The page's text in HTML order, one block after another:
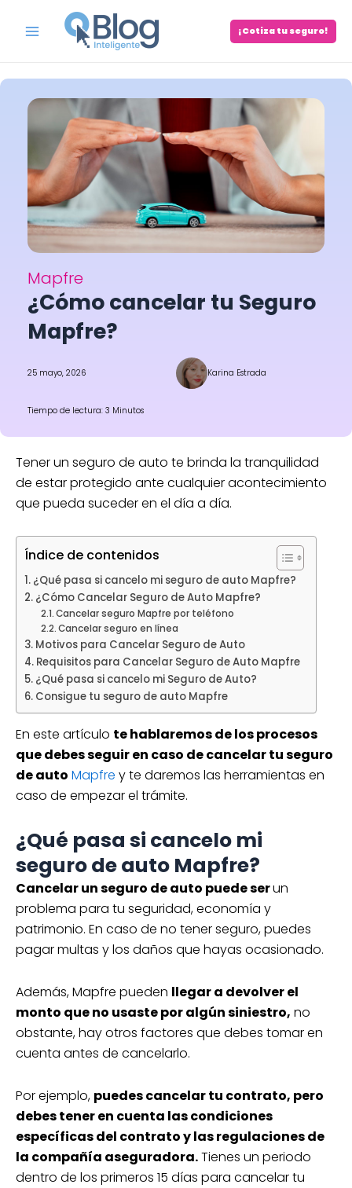
Menu
¡Cotiza tu seguro!
Mapfre
¿Cómo cancelar tu Seguro
Mapfre?
25 mayo, 2026 Karina Estrada
Tiempo de lectura: 3 Minutos
Tener un seguro de auto te brinda la tranquilidad
de estar protegido ante cualquier acontecimiento
que pueda suceder en el día a día.
Índice de contenidos
¿Qué pasa si cancelo mi seguro de auto Mapfre?
¿Cómo Cancelar Seguro de Auto Mapfre?
Cancelar seguro Mapfre por teléfono
Cancelar seguro en línea
Motivos para Cancelar Seguro de Auto
Requisitos para Cancelar Seguro de Auto Mapfre
¿Qué pasa si cancelo mi Seguro de Auto?
Consigue tu seguro de auto Mapfre
En este artículo te hablaremos de los procesos
que debes seguir en caso de cancelar tu seguro
de auto Mapfre y te daremos las herramientas en
caso de empezar el trámite.
¿Qué pasa si cancelo mi
seguro de auto Mapfre?
Cancelar un seguro de auto puede serun
problema para tu seguridad, economía y
patrimonio. En caso de no tener seguro, puedes
pagar multas y los daños que hayas ocasionado.
Además, Mapfre pueden llegar a devolver el
monto que no usaste por algún siniestro, no
obstante, hay otros factores que debes tomar en
cuenta antes de cancelarlo.
Por ejemplo, puedes cancelar tu contrato, pero
debes tener en cuenta las condiciones
específicas del contrato y las regulaciones de
la compañía aseguradora.Tienes un periodo
dentro de los primeros 15 días para cancelar tu